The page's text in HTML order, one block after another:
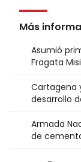
Más
Asumió
Fragata
Cartagena
desarrollo
Armada
de